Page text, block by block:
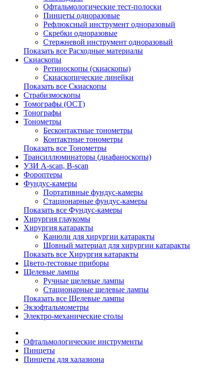
Офтальмологические тест-полоски
Пинцеты одноразовые
Рефлюксный инструмент одноразовый
Скребки одноразовые
Стержневой инструмент одноразовый
Показать все Расходные материалы
Скиаскопы
Ретиноскопы (скиаскопы)
Скиаскопические линейки
Показать все Скиаскопы
Страбизмоскопы
Томографы (OCT)
Тонографы
Тонометры
Бесконтактные тонометры
Контактные тонометры
Показать все Тонометры
Трансиллюминаторы (диафаноскопы)
УЗИ A-scan, B-scan
Фороптеры
Фундус-камеры
Портативные фундус-камеры
Стационарные фундус-камеры
Показать все Фундус-камеры
Хирургия глаукомы
Хирургия катаракты
Канюли для хирургии катаракты
Шовный материал для хирургии катаракты
Показать все Хирургия катаракты
Цвето-тестовые приборы
Щелевые лампы
Ручные щелевые лампы
Стационарные щелевые лампы
Показать все Щелевые лампы
Экзофтальмометры
Электро-механические столы
Офтальмологические инструменты
Пинцеты
Пинцеты для халазиона